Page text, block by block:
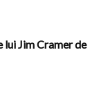
lui Jim Cramer de